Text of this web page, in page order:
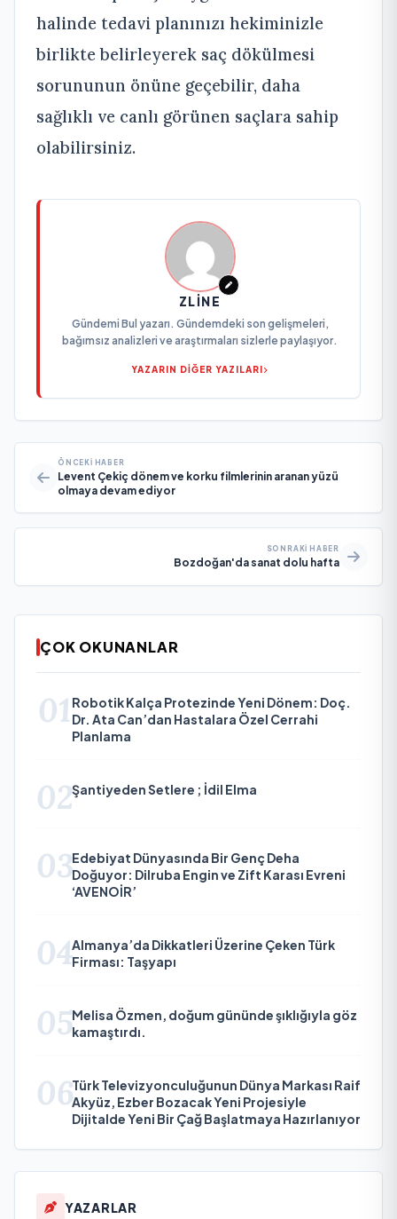
halinde tedavi planınızı hekiminizle
birlikte belirleyerek saç dökülmesi
sorununun önüne geçebilir, daha
sağlıklı ve canlı görünen saçlara sahip
olabilirsiniz.
ZLINE
Gündemi Bul yazarı. Gündemdeki son gelişmeleri,
bağımsız analizleri ve araştırmaları sizlerle paylaşıyor.
YAZARIN DİĞER YAZILARI
ÖNCEKI HABER
Levent Çekiç dönem ve korku filmlerinin aranan yüzü
olmaya devam ediyor
SONRAKI HABER
Bozdoğan'da sanat dolu hafta
ÇOK OKUNANLAR
01 Robotik Kalça Protezinde Yeni Dönem: Doç.
Dr. Ata Can’dan Hastalara Özel Cerrahi
Planlama
02Şantiyeden Setlere ; İdil Elma
03Edebiyat Dünyasında Bir Genç Deha
Doğuyor: Dilruba Engin ve Zift Karası Evreni
‘AVENOİR’
04Almanya’da Dikkatleri Üzerine Çeken Türk
Firması: Taşyapı
05Melisa Özmen, doğum gününde şıklığıyla göz
kamaştırdı.
06Türk Televizyonculuğunun Dünya Markası Raif
Akyüz, Ezber Bozacak Yeni Projesiyle
Dijitalde Yeni Bir Çağ Başlatmaya Hazırlanıyor
YAZARLAR